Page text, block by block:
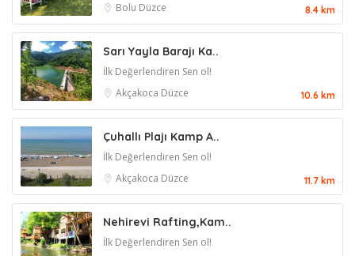
Bolu Düzce 8.4 km
Sarı Yayla Barajı Ka..
İlk Değerlendiren Sen ol!
Akçakoca Düzce 10.6 km
Çuhallı Plajı Kamp A..
İlk Değerlendiren Sen ol!
Akçakoca Düzce 11.7 km
Nehirevi Rafting,Kam..
İlk Değerlendiren Sen ol!